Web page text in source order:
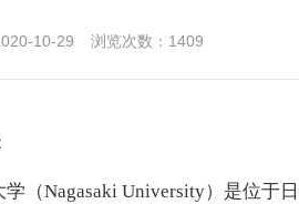
10-29 浏览次数： 1409
学 （Nagasaki University）是位于